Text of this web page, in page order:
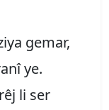
gemar,
ye.
li ser